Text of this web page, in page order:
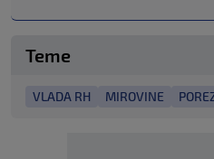
Teme
VLADA RH MIROVINE